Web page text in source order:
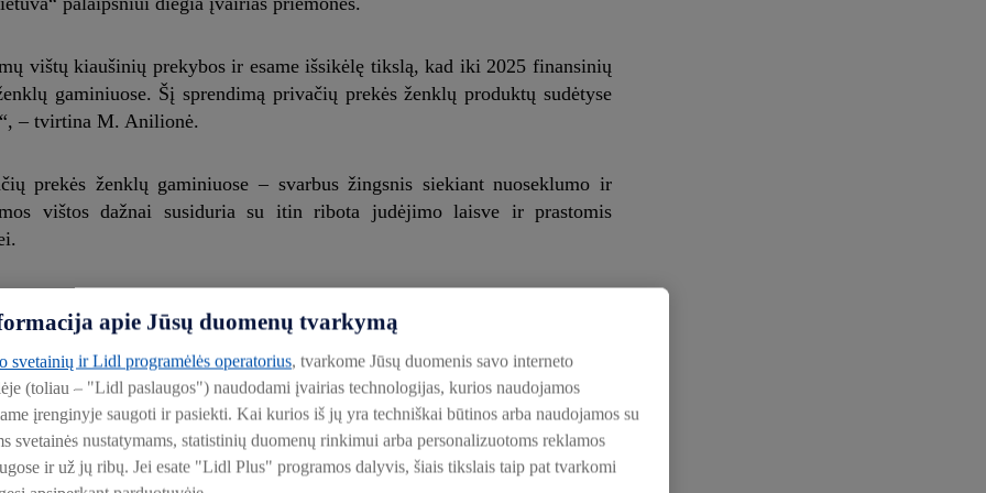
vištų kiaušinių prekybos ir esame išsikėlę tikslą, kad iki 2025 finansinių
gaminiuose. Šį sprendimą privačių prekės ženklų produktų sudėtyse
– tvirtina M. Anilionė.
prekės ženklų gaminiuose – svarbus žingsnis siekiant nuoseklumo ir
vištos dažnai susiduria su itin ribota judėjimo laisve ir prastomis
privačių prekės ženklų produktų sieksime užtikrinti, kad atsakingas
bet ir tiems gaminiams, kuriuose kiaušiniai naudojami kaip sudedamoji
kad jų pasirinkimas prisideda prie etiškesnės maisto pramonės ir
vadovė.
apie Jūsų duomenų tvarkymą
svetainių ir Lidl programėlės operatorius, tvarkome Jūsų duomenis savo interneto
(toliau – "Lidl paslaugos") naudodami įvairias technologijas, kurios naudojamos
įrenginyje saugoti ir pasiekti. Kai kurios iš jų yra techniškai būtinos arba naudojamos su
svetainės nustatymams, statistinių duomenų rinkimui arba personalizuotoms reklamos
ir už jų ribų. Jei esate "Lidl Plus" programos dalyvis, šiais tikslais taip pat tvarkomi